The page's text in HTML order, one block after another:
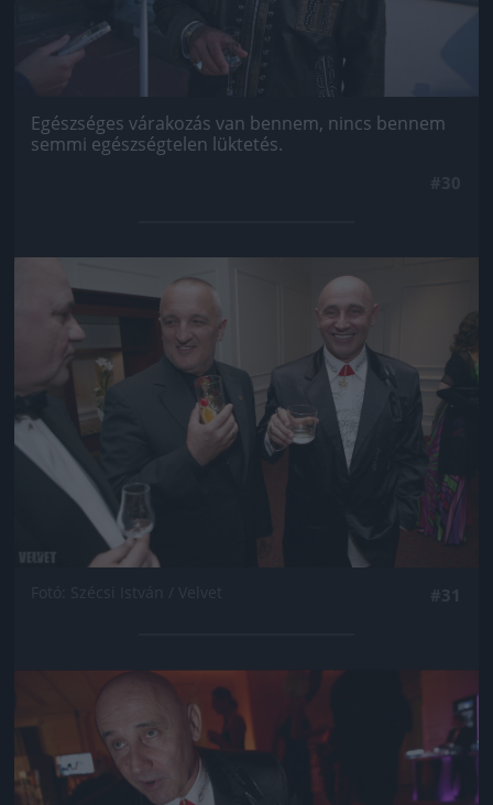
Egészséges várakozás van bennem, nincs bennem
semmi egészségtelen lüktetés.
Jön még kép!
Jön még kép!